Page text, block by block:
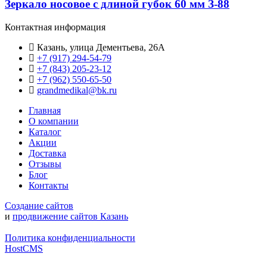
Зеркало носовое с длиной губок 60 мм З-88
Контактная информация
Казань, улица Дементьева, 26А
+7 (917) 294-54-79
+7 (843) 205-23-12
+7 (962) 550‑65‑50‬
grandmedikal@bk.ru
Главная
О компании
Каталог
Акции
Доставка
Отзывы
Блог
Контакты
Создание сайтов
и продвижение сайтов Казань
Политика конфиденциальности
HostCMS